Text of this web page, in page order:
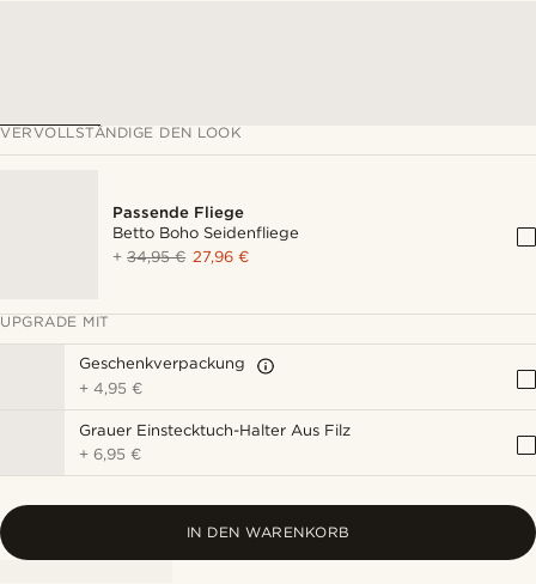
VERVOLLSTÄNDIGE DEN LOOK
Passende Fliege
Betto Boho Seidenfliege
+34,95 € 27,96 €
UPGRADE MIT
Geschenkverpackung
+4,95 €
Grauer Einstecktuch-Halter Aus Filz
+6,95 €
IN DEN WARENKORB